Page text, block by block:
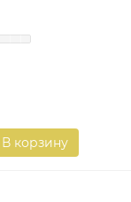
В корзину